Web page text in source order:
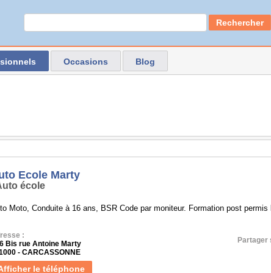
Rechercher
Occasions Blog
Ecole Marty
école
Moto, Conduite à 16 ans, BSR Code par moniteur. Formation post
:
Bis rue Antoine Marty
- CARCASSONNE
le téléphone
Partager